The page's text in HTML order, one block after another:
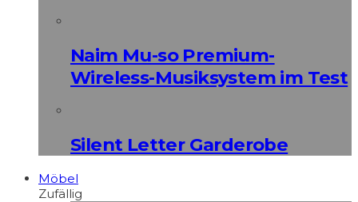
Naim Mu-so Premium-
Wireless-Musiksystem im Test
Silent Letter Garderobe
Möbel
Zufällig